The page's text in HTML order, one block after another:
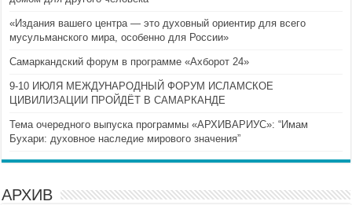
«Издания вашего центра — это духовный ориентир для всего
мусульманского мира, особенно для России»
Самаркандский форум в программе «Ахборот 24»
9-10 ИЮЛЯ МЕЖДУНАРОДНЫЙ ФОРУМ ИСЛАМСКОЕ
ЦИВИЛИЗАЦИИ ПРОЙДЁТ В САМАРКАНДЕ
Тема очередного выпуска программы «АРХИВАРИУС»: “Имам
Бухари: духовное наследие мирового значения”
АРХИВ